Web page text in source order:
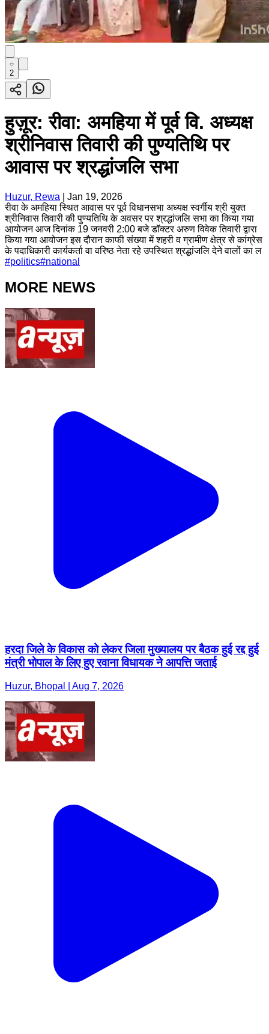
2
हुज़ूर: रीवा: अमहिया में पूर्व वि. अध्यक्ष
श्रीनिवास तिवारी की पुण्यतिथि पर
आवास पर श्रद्धांजलि सभा
Huzur, Rewa
Jan 19, 2026
रीवा के अमहिया स्थित आवास पर पूर्व विधानसभा अध्यक्ष स्वर्गीय श्री युक्त
श्रीनिवास तिवारी की पुण्यतिथि के अवसर पर श्रद्धांजलि सभा का किया गया
आयोजन आज दिनांक 19 जनवरी 2:00 बजे डॉक्टर अरुण विवेक तिवारी द्वारा
किया गया आयोजन इस दौरान काफी संख्या में शहरी व ग्रामीण क्षेत्र से कांग्रेस
के पदाधिकारी कार्यकर्ता वा वरिष्ठ नेता रहे उपस्थित श्रद्धांजलि देने वालों का ल
#politics#national
MORE NEWS
हरदा जिले के विकास को लेकर जिला मुख्यालय पर बैठक हुई रद्द हुई
मंत्री भोपाल के लिए हुए रवाना विधायक ने आपत्ति जताई
Huzur, Bhopal | Aug 7, 2026